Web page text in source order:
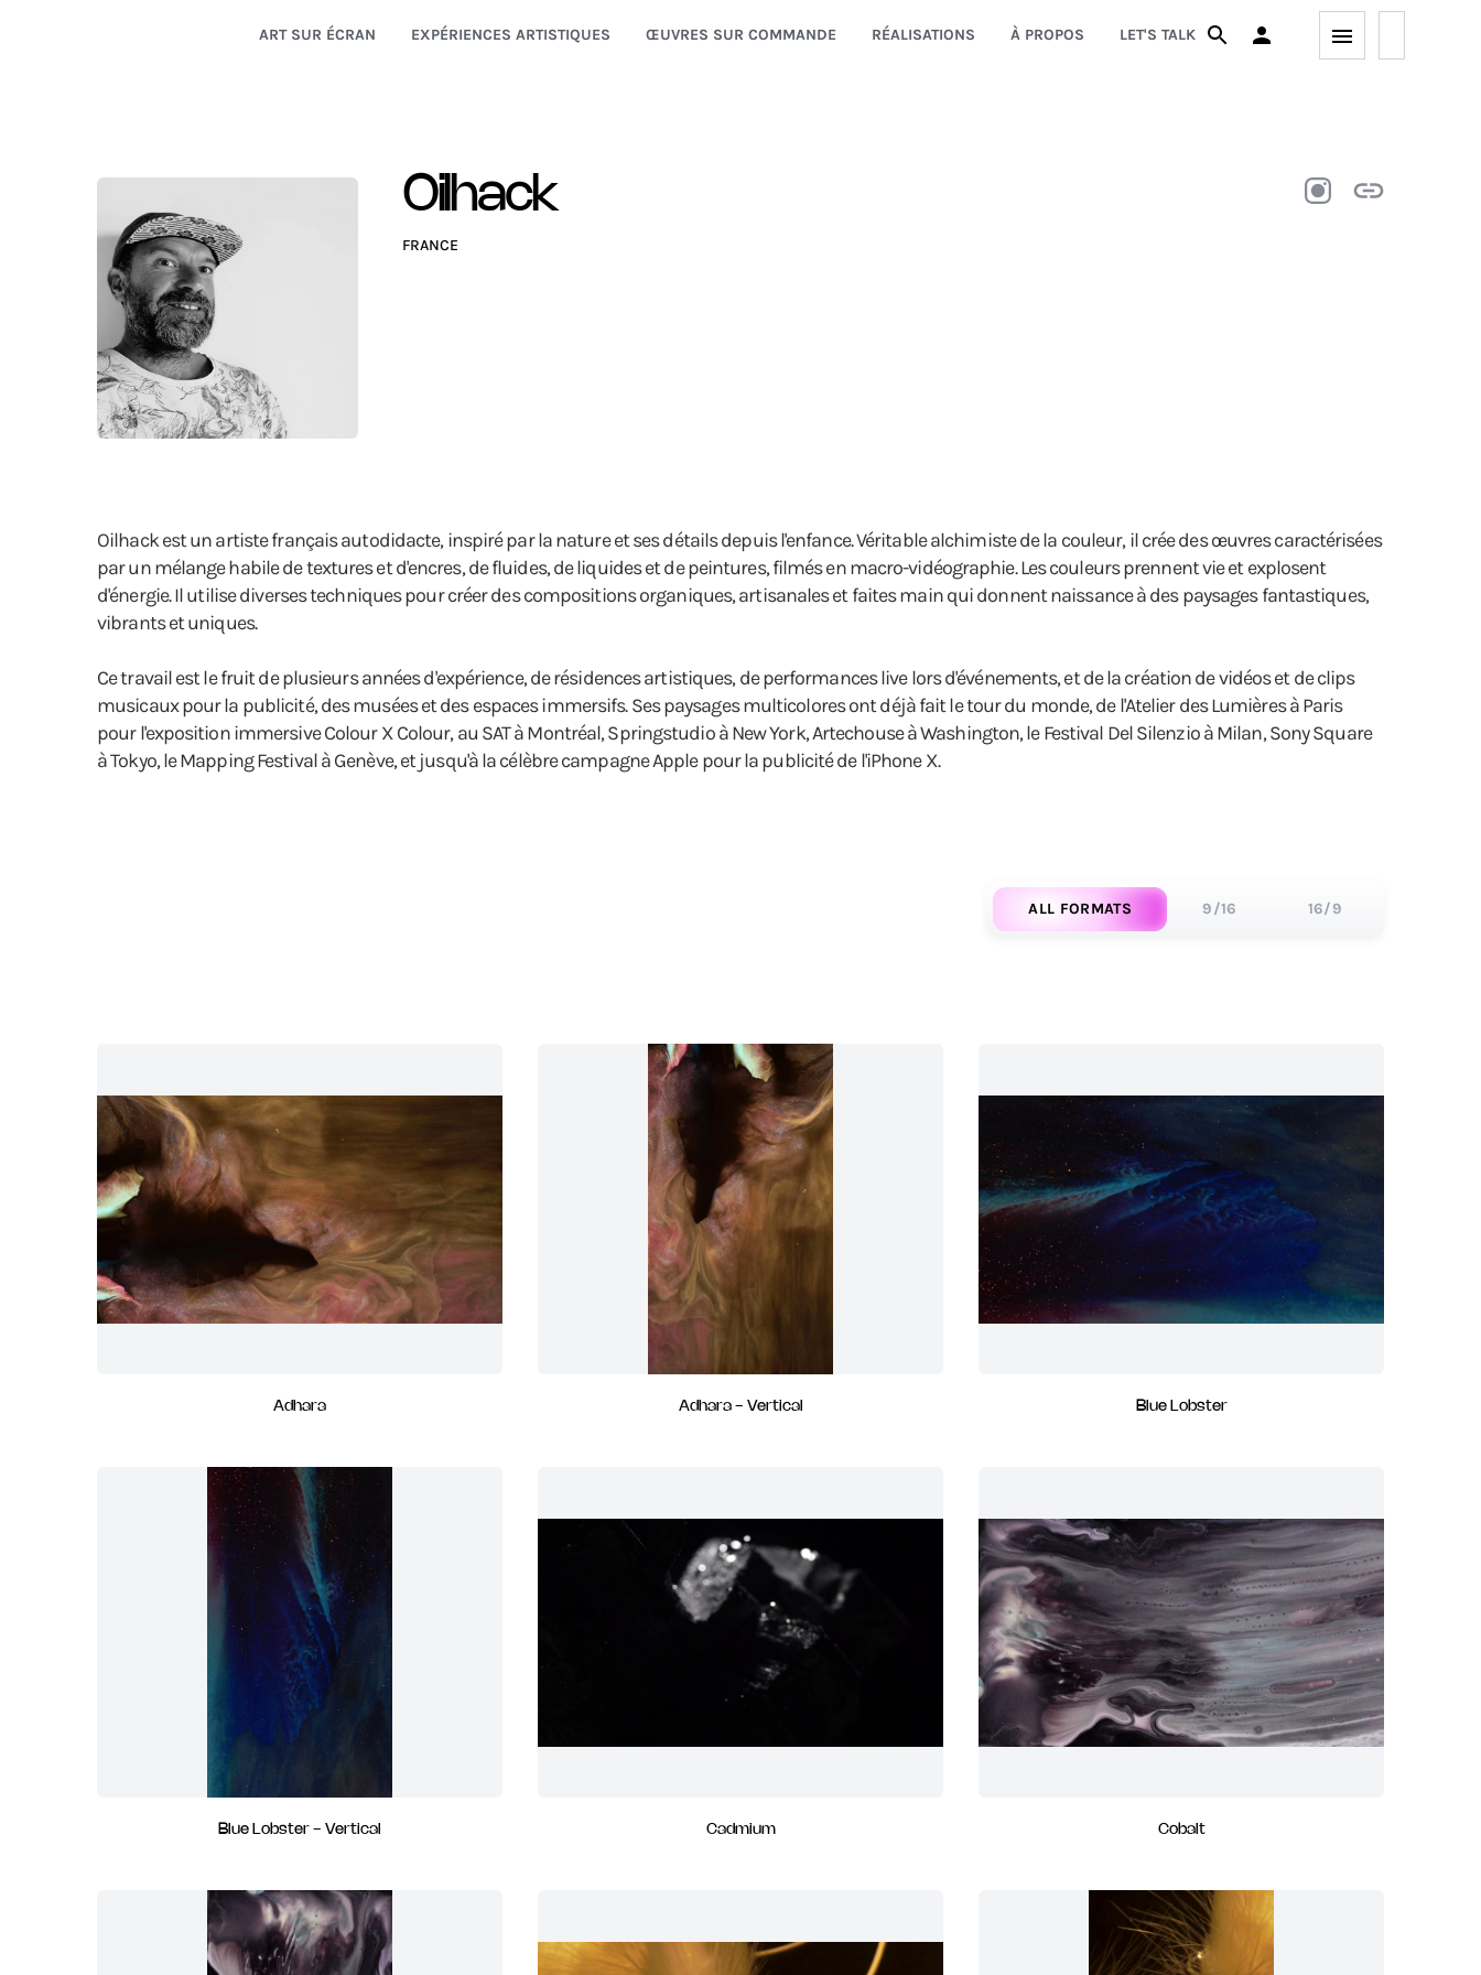
ART SUR ÉCRAN EXPÉRIENCES ARTISTIQUES ŒUVRES SUR COMMANDE RÉALISATIONS À PROPOS LET'S TALK
Oilhack
FRANCE
Oilhack est un artiste français autodidacte, inspiré par la nature et ses détails depuis l'enfance. Véritable alchimiste de la couleur, il crée des œuvres caractérisées
par un mélange habile de textures et d'encres, de fluides, de liquides et de peintures, filmés en macro-vidéographie. Les couleurs prennent vie et explosent
d'énergie. Il utilise diverses techniques pour créer des compositions organiques, artisanales et faites main qui donnent naissance à des paysages fantastiques,
vibrants et uniques.
Ce travail est le fruit de plusieurs années d'expérience, de résidences artistiques, de performances live lors d'événements, et de la création de vidéos et de clips
musicaux pour la publicité, des musées et des espaces immersifs. Ses paysages multicolores ont déjà fait le tour du monde, de l'Atelier des Lumières à Paris
pour l'exposition immersive Colour X Colour, au SAT à Montréal, Springstudio à New York, Artechouse à Washington, le Festival Del Silenzio à Milan, Sony Square
à Tokyo, le Mapping Festival à Genève, et jusqu'à la célèbre campagne Apple pour la publicité de l'iPhone X.
ALL FORMATS 9/16 16/9
Adhara Adhara - Vertical Blue Lobster
Blue Lobster - Vertical Cadmium Cobalt